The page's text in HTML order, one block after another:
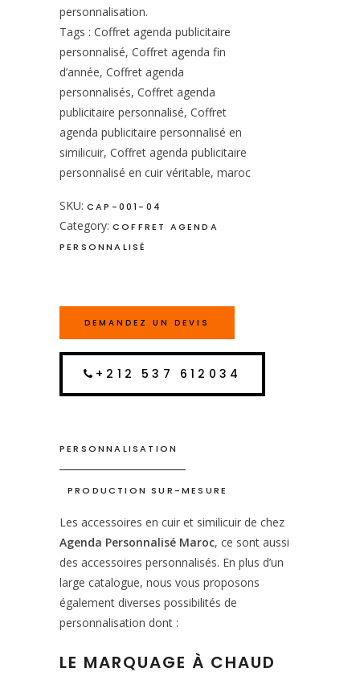
personnalisation.
Tags : Coffret agenda publicitaire
personnalisé, Coffret agenda fin
d’année, Coffret agenda
personnalisés, Coffret agenda
publicitaire personnalisé, Coffret
agenda publicitaire personnalisé en
similicuir, Coffret agenda publicitaire
personnalisé en cuir véritable, maroc
SKU: CAP-001-04
Category: COFFRET AGENDA
PERSONNALISÉ
DEMANDEZ UN DEVIS
+212 537 612034
PERSONNALISATION
PRODUCTION SUR-MESURE
Les accessoires en cuir et similicuir de chez
Agenda Personnalisé Maroc, ce sont aussi
des accessoires personnalisés. En plus d’un
large catalogue, nous vous proposons
également diverses possibilités de
personnalisation dont :
LE MARQUAGE À CHAUD